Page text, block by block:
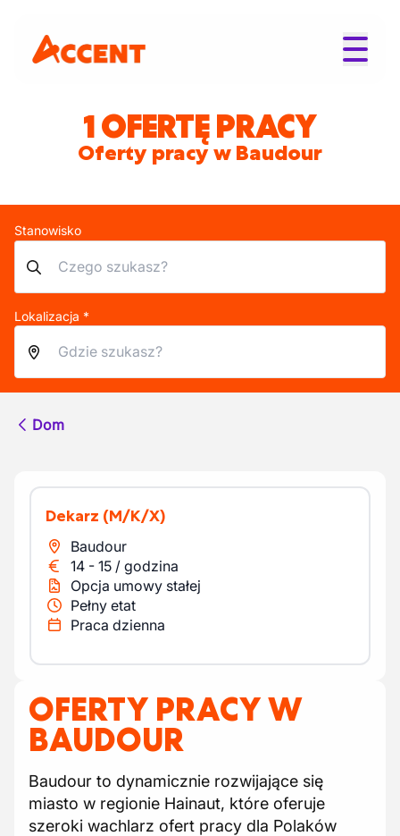
1 OFERTĘ PRACY
Oferty pracy w Baudour
Stanowisko
Lokalizacja *
Dom
Dekarz (M/K/X)
Baudour
14 - 15 / godzina
Opcja umowy stałej
Pełny etat
Praca dzienna
OFERTY PRACY W
BAUDOUR
Baudour to dynamicznie rozwijające się
miasto w regionie Hainaut, które oferuje
szeroki wachlarz ofert pracy dla Polaków